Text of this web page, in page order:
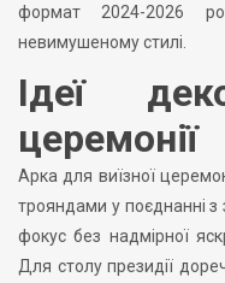
формат 2024-2026
невимушеному стилі.
Ідеї
церемонії
Арка для виїзної
трояндами у поєднанні
фокус без надмірної
Для столу президії